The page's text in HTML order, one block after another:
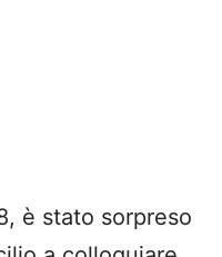
è stato sorpreso